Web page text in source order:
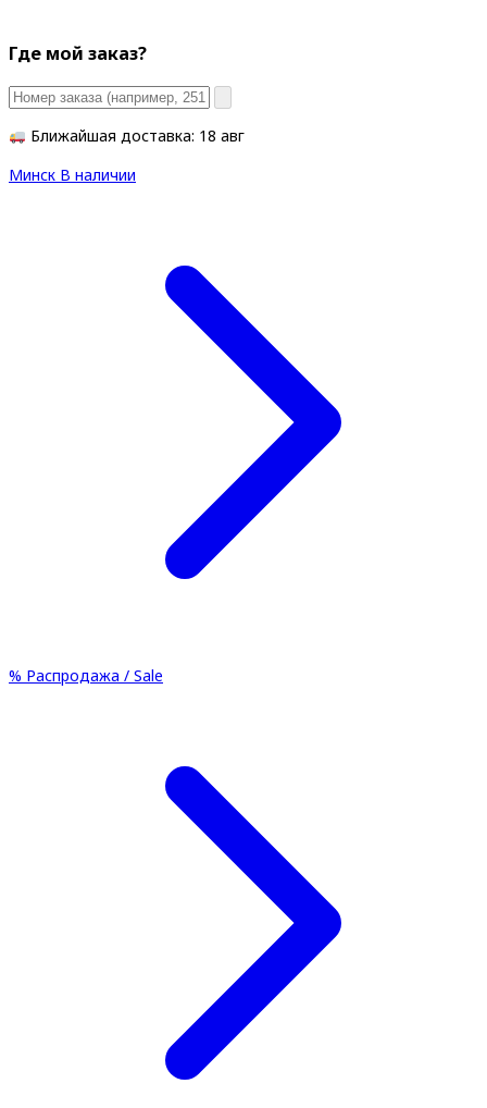
Где мой заказ?
Ближайшая доставка: 18 авг
Минск В наличии
% Распродажа / Sale